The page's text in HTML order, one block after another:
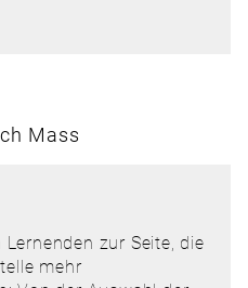
Mass
zur Seite, die
mehr